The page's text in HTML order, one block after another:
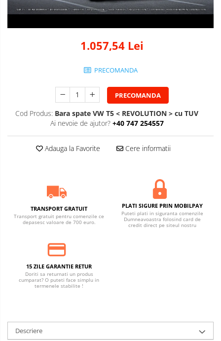
1.057,54 Lei
PRECOMANDA
PRECOMANDA
Cod Produs: Bara spate VW T5 < REVOLUTION > cu TUV
Ai nevoie de ajutor? +40 747 254557
Adauga la Favorite Cere informatii
TRANSPORT GRATUIT
Transport gratuit pentru comenzile ce
depasesc valoare de 700 euro.
PLATI SIGURE PRIN MOBILPAY
Puteti plati in siguranta comenzile
Dumneavoastra folosind card de
credit direct pe siteul nostru
15 ZILE GARANTIE RETUR
Doriti sa returnati un produs
cumparat? O puteti face simplu in
termenele stabilite !
Descriere